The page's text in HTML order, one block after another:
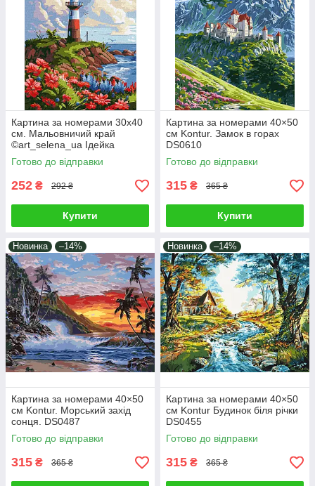
Картина за номерами 30х40
см. Мальовничий край
©art_selena_ua Ідейка
КНО2790
Готово до відправки
252 ₴ 292 ₴
Купити
Картина за номерами 40×50
см Kontur. Замок в горах
DS0610
Готово до відправки
315 ₴ 365 ₴
Купити
Новинка –14%
Картина за номерами 40×50
см Kontur. Морський захід
сонця. DS0487
Готово до відправки
315 ₴ 365 ₴
Новинка –14%
Картина за номерами 40×50
см Kontur Будинок біля річки
DS0455
Готово до відправки
315 ₴ 365 ₴